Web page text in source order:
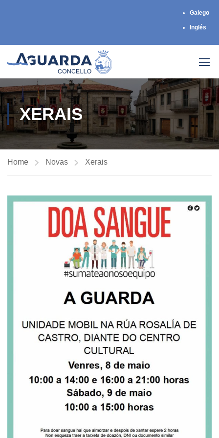
Galego
Inglés
XERAIS
Home Novas Xerais